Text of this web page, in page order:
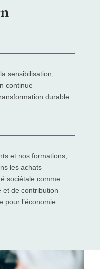
sensibilisation,
continue
durable
et nos formations,
les achats
sociétale comme
et de contribution
pour l’économie.